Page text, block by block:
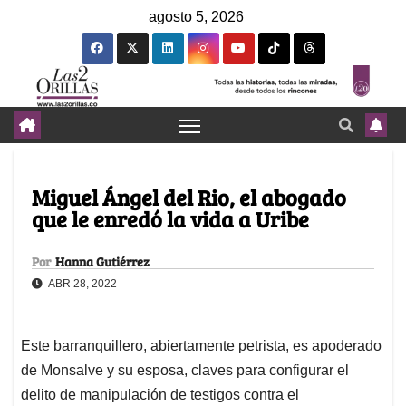
agosto 5, 2026
Miguel Ángel del Rio, el abogado
que le enredó la vida a Uribe
Por Hanna Gutiérrez
ABR 28, 2022
Este barranquillero, abiertamente petrista, es apoderado
de Monsalve y su esposa, claves para configurar el
delito de manipulación de testigos contra el